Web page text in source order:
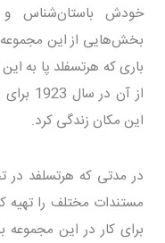
خودش باستان‌شناس و
بخش‌هایی از این مجموعه
این مکان زندگی کرد.
در مدتی که هرتسلفد
مستندات مختلف را تهیه
برای کار در این